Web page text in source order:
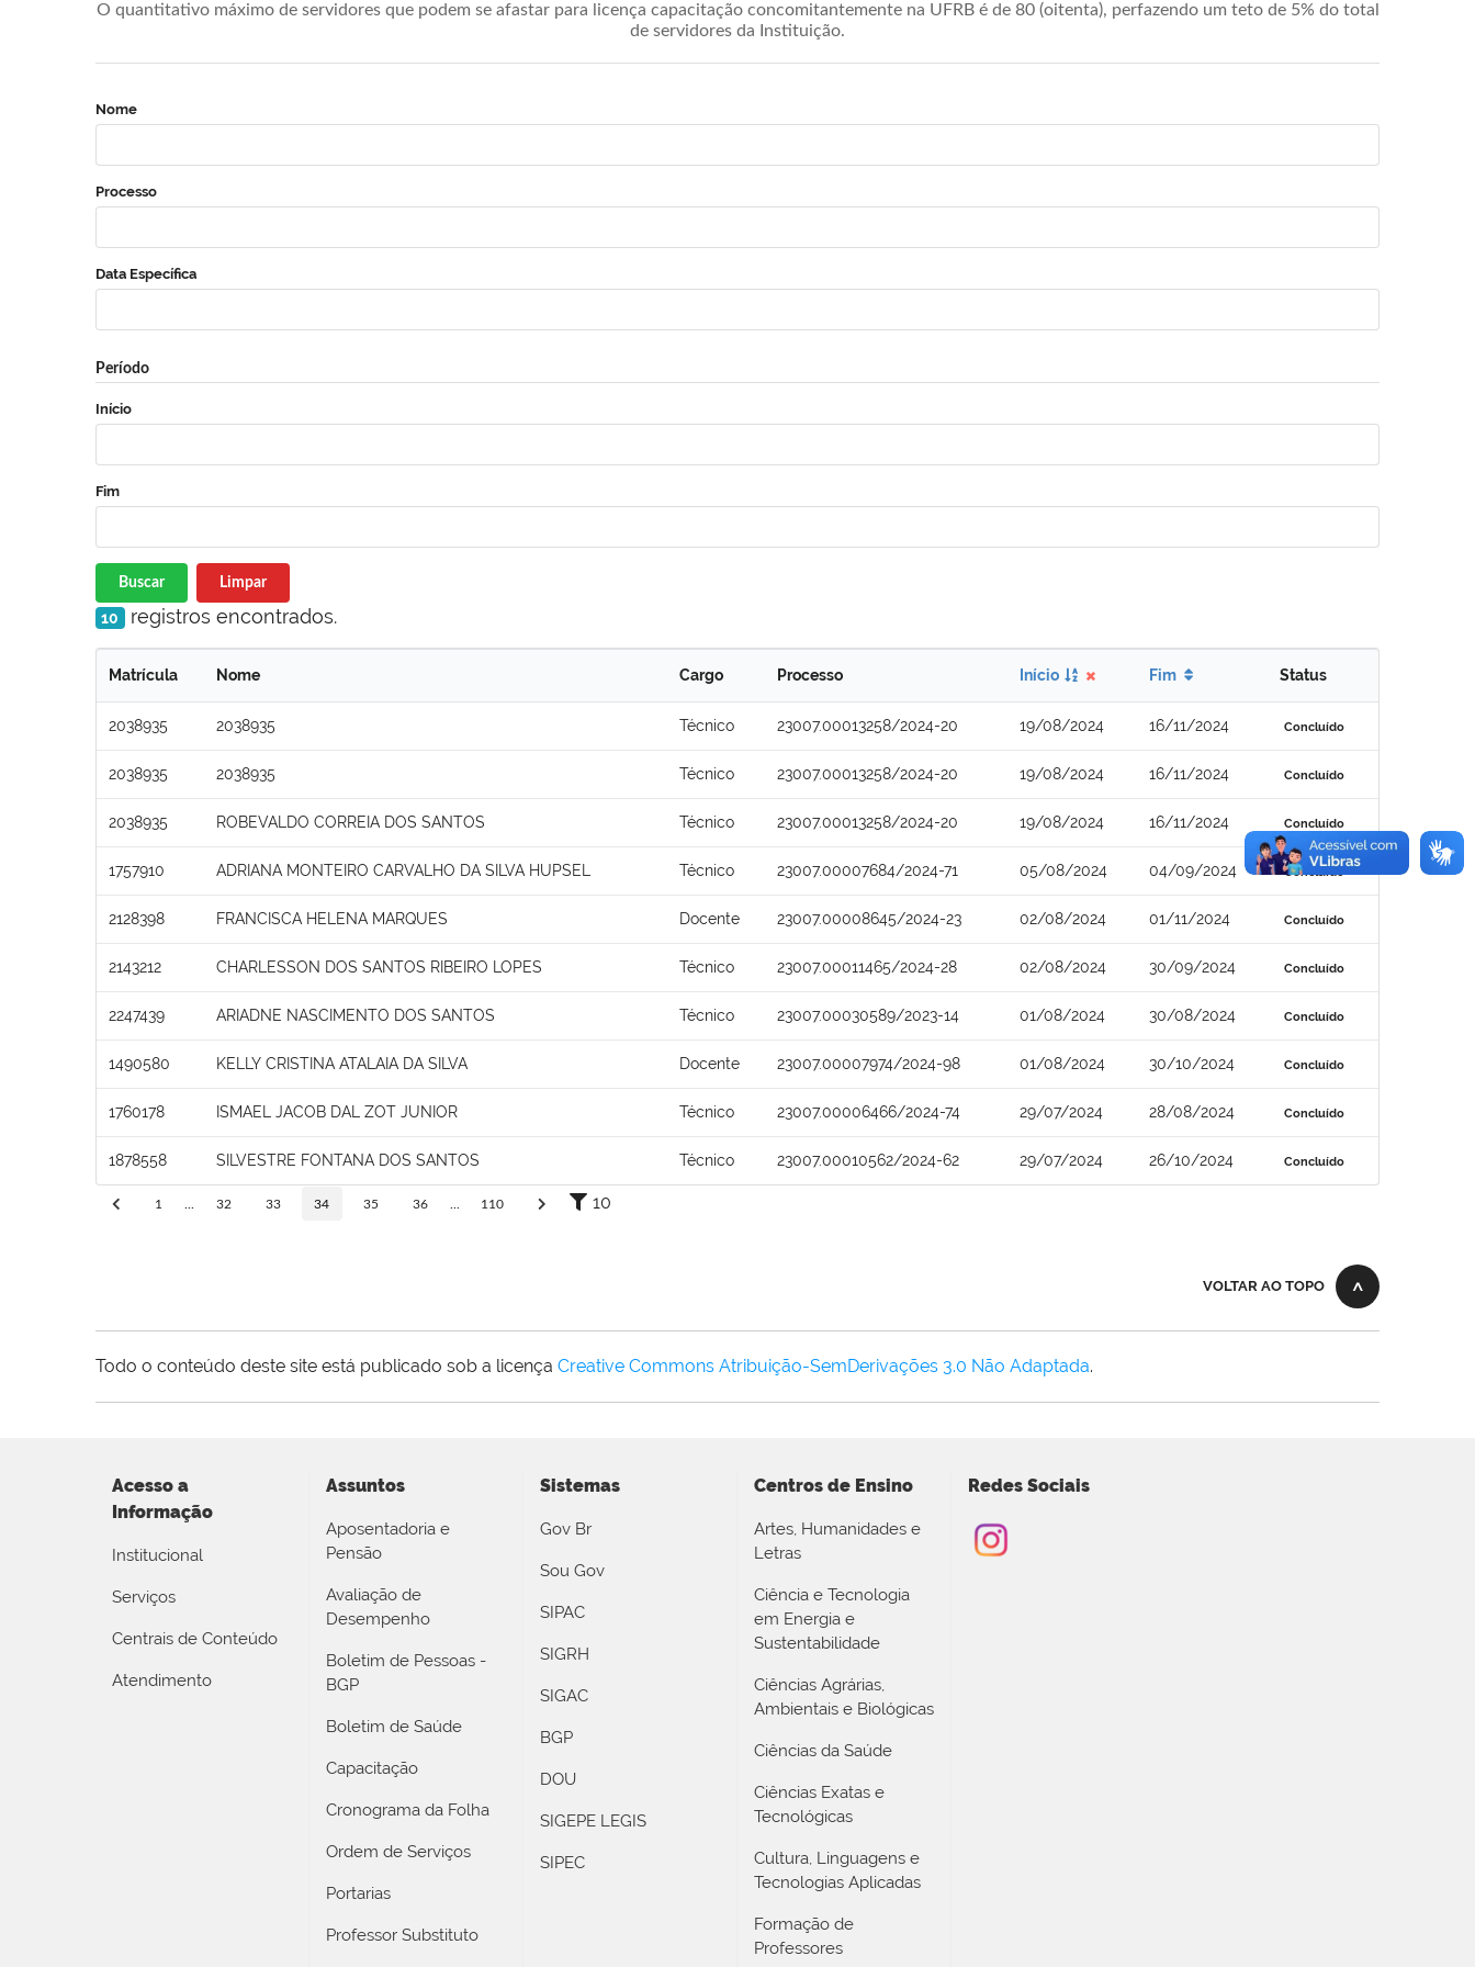
O quantitativo máximo de servidores que podem se afastar para licença capacitação concomitantemente na UFRB é de 80 (oitenta), perfazendo um teto de 5% do total
de servidores da Instituição.
Nome
Processo
Data Específica
Período
Início
Fim
Buscar Limpar
10 registros encontrados.
Matrícula Nome Cargo Processo Início Fim Status
2038935 2038935 Técnico 23007.00013258/2024-20 19/08/2024 16/11/2024 Concluído
2038935 2038935 Técnico 23007.00013258/2024-20 19/08/2024 16/11/2024 Concluído
2038935 ROBEVALDO CORREIA DOS SANTOS Técnico 23007.00013258/2024-20 19/08/2024 16/11/2024 Concluído
1757910 ADRIANA MONTEIRO CARVALHO DA SILVA HUPSEL Técnico 23007.00007684/2024-71 05/08/2024 04/09/2024 Concluído
2128398 FRANCISCA HELENA MARQUES Docente 23007.00008645/2024-23 02/08/2024 01/11/2024 Concluído
2143212 CHARLESSON DOS SANTOS RIBEIRO LOPES Técnico 23007.00011465/2024-28 02/08/2024 30/09/2024 Concluído
2247439 ARIADNE NASCIMENTO DOS SANTOS Técnico 23007.00030589/2023-14 01/08/2024 30/08/2024 Concluído
1490580 KELLY CRISTINA ATALAIA DA SILVA Docente 23007.00007974/2024-98 01/08/2024 30/10/2024 Concluído
1760178 ISMAEL JACOB DAL ZOT JUNIOR Técnico 23007.00006466/2024-74 29/07/2024 28/08/2024 Concluído
1878558 SILVESTRE FONTANA DOS SANTOS Técnico 23007.00010562/2024-62 29/07/2024 26/10/2024 Concluído
1 32 33 34 35 36 110 10
VOLTAR AO TOPO
Todo o conteúdo deste site está publicado sob a licença Creative Commons Atribuição-SemDerivações 3.0 Não Adaptada.
Acesso a
Informação
Institucional
Serviços
Centrais de Conteúdo
Atendimento
Assuntos
Aposentadoria e
Pensão
Avaliação de
Desempenho
Boletim de Pessoas -
BGP
Boletim de Saúde
Capacitação
Cronograma da Folha
Ordem de Serviços
Portarias
Professor Substituto
Sistemas
Gov Br
Sou Gov
SIPAC
SIGRH
SIGAC
BGP
DOU
SIGEPE LEGIS
SIPEC
Centros de Ensino
Artes, Humanidades e
Letras
Ciência e Tecnologia
em Energia e
Sustentabilidade
Ciências Agrárias,
Ambientais e Biológicas
Ciências da Saúde
Ciências Exatas e
Tecnológicas
Cultura, Linguagens e
Tecnologias Aplicadas
Formação de
Professores
Redes Sociais